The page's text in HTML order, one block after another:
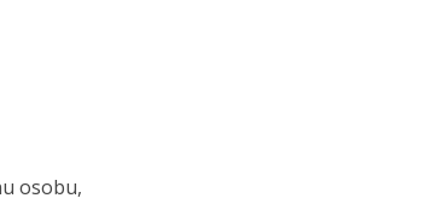
osobu,